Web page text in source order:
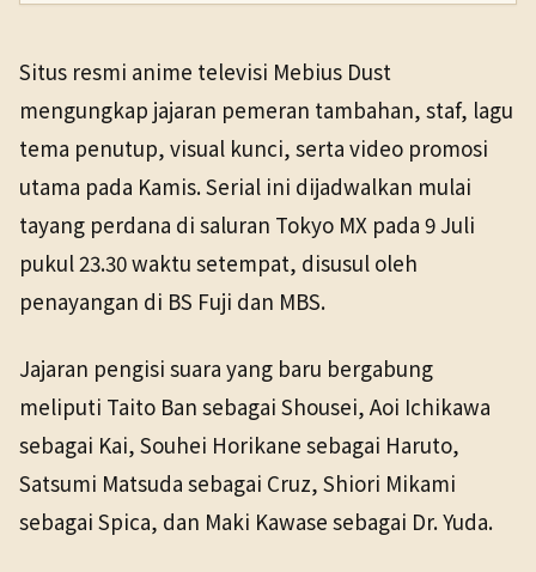
Situs resmi anime televisi Mebius Dust
mengungkap jajaran pemeran tambahan, staf, lagu
tema penutup, visual kunci, serta video promosi
utama pada Kamis. Serial ini dijadwalkan mulai
tayang perdana di saluran Tokyo MX pada 9 Juli
pukul 23.30 waktu setempat, disusul oleh
penayangan di BS Fuji dan MBS.
Jajaran pengisi suara yang baru bergabung
meliputi Taito Ban sebagai Shousei, Aoi Ichikawa
sebagai Kai, Souhei Horikane sebagai Haruto,
Satsumi Matsuda sebagai Cruz, Shiori Mikami
sebagai Spica, dan Maki Kawase sebagai Dr. Yuda.